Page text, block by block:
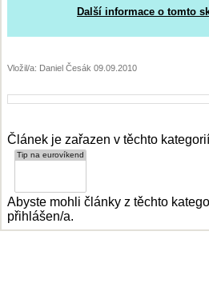
Další informace o tomto
Vložil/a: Daniel Česák 09.09.2010
Článek je zařazen v těchto
Abyste mohli články z těchto
přihlášen/a.